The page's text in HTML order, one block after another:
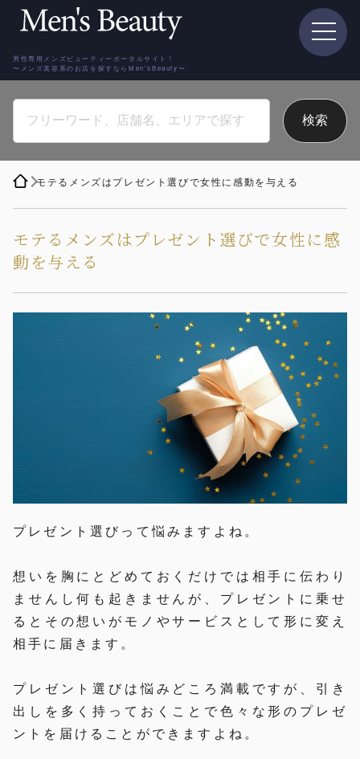
男性専用メンズビューティーポータルサイト！
〜メンズ美容系のお店を探すならMen'sBeauty〜
モテるメンズはプレゼント選びで女性に感動を与える
モテるメンズはプレゼント選びで女性に感
動を与える
プレゼント選びって悩みますよね。
想いを胸にとどめておくだけでは相手に伝わり
ませんし何も起きませんが、プレゼントに乗せ
るとその想いがモノやサービスとして形に変え
相手に届きます。
プレゼント選びは悩みどころ満載ですが、引き
出しを多く持っておくことで色々な形のプレゼ
ントを届けることができますよね。